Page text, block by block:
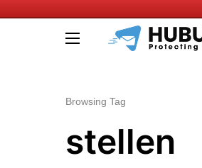
Browsing Tag
stellen